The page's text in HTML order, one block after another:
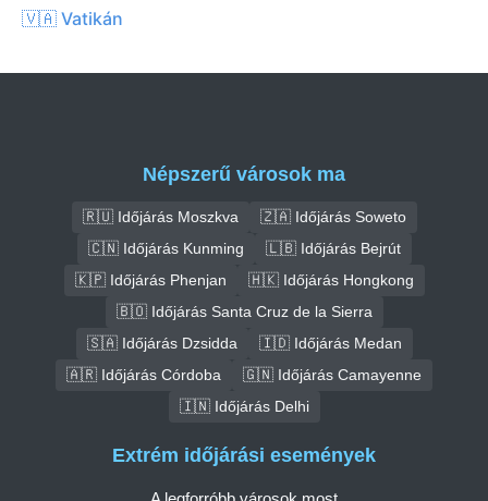
🇻🇦 Vatikán
Népszerű városok ma
🇷🇺 Időjárás Moszkva
🇿🇦 Időjárás Soweto
🇨🇳 Időjárás Kunming
🇱🇧 Időjárás Bejrút
🇰🇵 Időjárás Phenjan
🇭🇰 Időjárás Hongkong
🇧🇴 Időjárás Santa Cruz de la Sierra
🇸🇦 Időjárás Dzsidda
🇮🇩 Időjárás Medan
🇦🇷 Időjárás Córdoba
🇬🇳 Időjárás Camayenne
🇮🇳 Időjárás Delhi
Extrém időjárási események